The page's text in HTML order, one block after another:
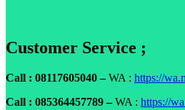
Customer Service ;
Call : 08117605040 –WA : https://
Call : 085364457789 –WA : https://